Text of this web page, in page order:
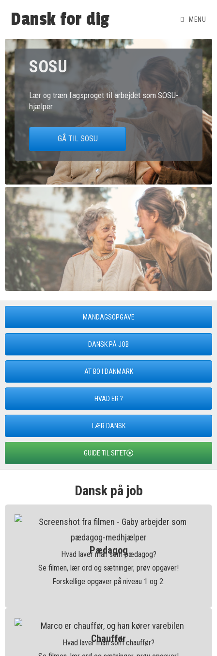
Dansk for dig MENU
SOSU
Lær og træn fagsproget til arbejdet som SOSU-
hjælper
GÅ TIL SOSU
MANDAGSOPGAVE
DANSK PÅ JOB
AT BO I DANMARK
HVAD ER ?
LÆR DANSK
GUIDE TIL SITET
Dansk på job
Pædagog
Hvad laver man som pædagog?
Se filmen, lær ord og sætninger, prøv opgaver!
Forskellige opgaver på niveau 1 og 2.
Chauffør
Hvad laver man som chauffør?